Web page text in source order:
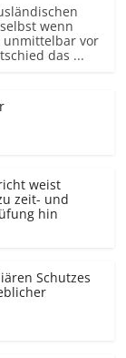
wenn
unmittelbar vor
das ...
weist
zeit- und
hin
Schutzes